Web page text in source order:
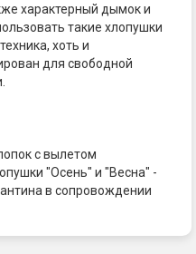
характерный дымок и
такие хлопушки
хоть и
для свободной
с вылетом
"Осень" и "Весна" -
в сопровождении